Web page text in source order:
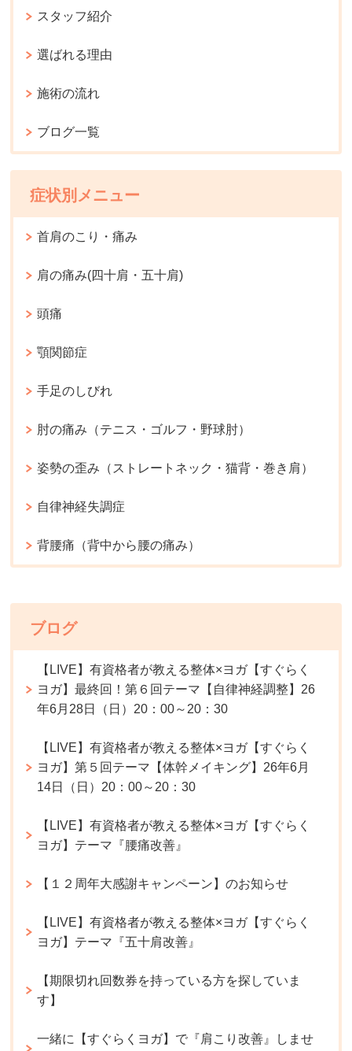
スタッフ紹介
選ばれる理由
施術の流れ
ブログ一覧
症状別メニュー
首肩のこり・痛み
肩の痛み(四十肩・五十肩)
頭痛
顎関節症
手足のしびれ
肘の痛み（テニス・ゴルフ・野球肘）
姿勢の歪み（ストレートネック・猫背・巻き肩）
自律神経失調症
背腰痛（背中から腰の痛み）
ブログ
【LIVE】有資格者が教える整体×ヨガ【すぐらく
ヨガ】最終回！第６回テーマ【自律神経調整】26
年6月28日（日）20：00～20：30
【LIVE】有資格者が教える整体×ヨガ【すぐらく
ヨガ】第５回テーマ【体幹メイキング】26年6月
14日（日）20：00～20：30
【LIVE】有資格者が教える整体×ヨガ【すぐらく
ヨガ】テーマ『腰痛改善』
【１２周年大感謝キャンペーン】のお知らせ
【LIVE】有資格者が教える整体×ヨガ【すぐらく
ヨガ】テーマ『五十肩改善』
【期限切れ回数券を持っている方を探していま
す】
一緒に【すぐらくヨガ】で『肩こり改善』しませ